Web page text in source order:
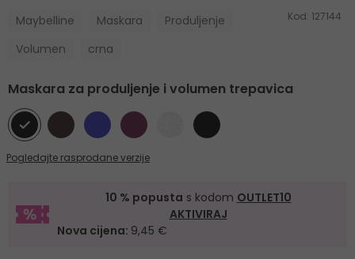
Maybelline Maskara
Produljenje
Volumen
crna
Kod: 127144
Maskara za produljenje i volumen trepavica
Pogledajte rasprodane verzije
10 % popusta s kodom OUTLET10
AKTIVIRAJ
Nova cijena: 9,45 €